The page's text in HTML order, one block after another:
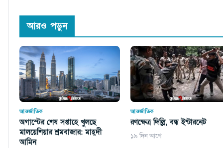
আরও পড়ুন
আন্তর্জাতিক
অগাস্টের শেষ সপ্তাহে খুলছে
মালয়েশিয়ার শ্রমবাজার: মাহ্দী
আমিন
আন্তর্জাতিক
রণক্ষেত্র দিল্লি, বন্ধ ইন্টারনেট
১৯ দিন আগে